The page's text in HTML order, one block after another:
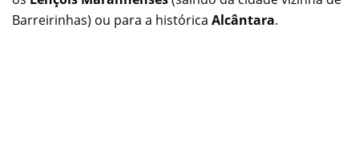
Barreirinhas) ou para a histórica Alcântara.